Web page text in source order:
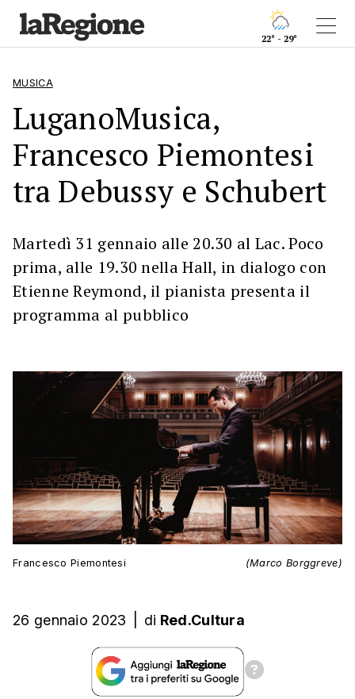
22° - 29°
MUSICA
LuganoMusica,
Francesco Piemontesi
tra Debussy e Schubert
Martedì 31 gennaio alle 20.30 al Lac. Poco
prima, alle 19.30 nella Hall, in dialogo con
Etienne Reymond, il pianista presenta il
programma al pubblico
Francesco Piemontesi (Marco Borggreve)
26 gennaio 2023 di Red.Cultura